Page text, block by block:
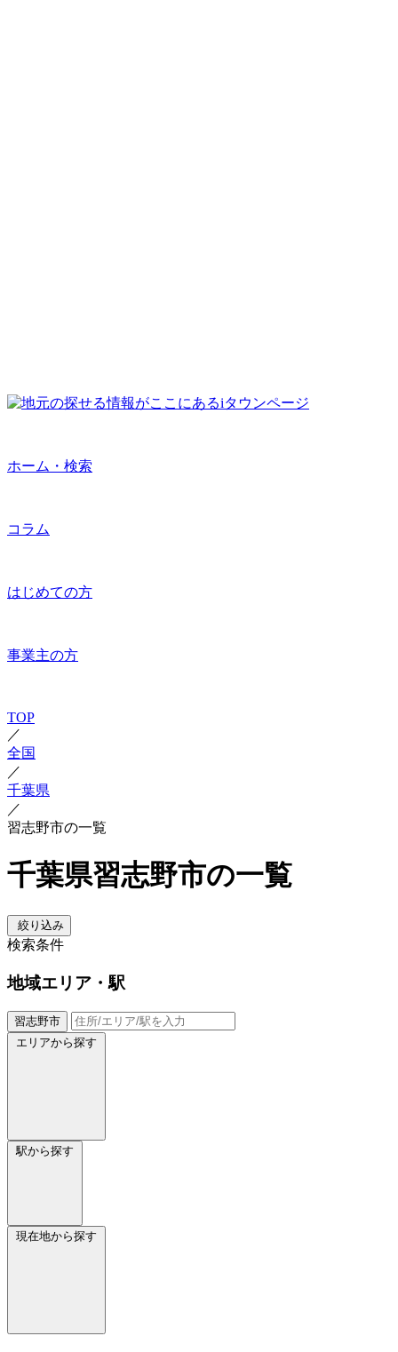
ホーム・検索
コラム
はじめての方
事業主の方
TOP
／
全国
／
千葉県
／
習志野市の一覧
千葉県習志野市の一覧
絞り込み
検索条件
地域エリア・駅
習志野市
エリアから探す
駅から探す
現在地から探す